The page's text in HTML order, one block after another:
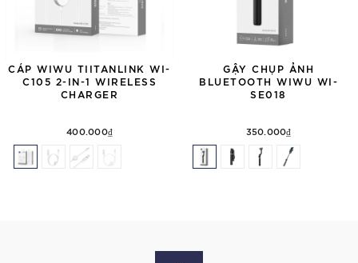
CÁP WIWU TIITANLINK WI-
C105 2-IN-1 WIRELESS
CHARGER
400.000₫
GẬY CHỤP ẢNH
BLUETOOTH WIWU WI-
SE018
350.000₫